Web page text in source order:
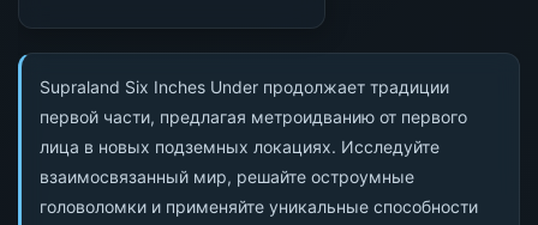
Supraland Six Inches Under продолжает традиции
первой части, предлагая метроидванию от первого
лица в новых подземных локациях. Исследуйте
взаимосвязанный мир, решайте остроумные
головоломки и применяйте уникальные способности